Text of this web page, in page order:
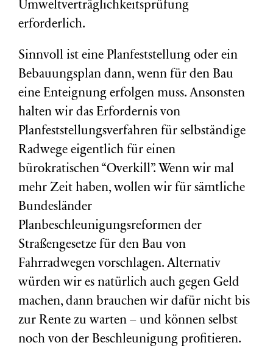
Umweltverträglichkeitsprüfung
erforderlich.
Sinnvoll ist eine Planfeststellung oder ein
Bebauungsplan dann, wenn für den Bau
eine Enteignung erfolgen muss. Ansonsten
halten wir das Erfordernis von
Planfeststellungsverfahren für selbständige
Radwege eigentlich für einen
bürokratischen “Overkill”. Wenn wir mal
mehr Zeit haben, wollen wir für sämtliche
Bundesländer
Planbeschleunigungsreformen der
Straßengesetze für den Bau von
Fahrradwegen vorschlagen. Alternativ
würden wir es natürlich auch gegen Geld
machen, dann brauchen wir dafür nicht bis
zur Rente zu warten – und können selbst
noch von der Beschleunigung profitieren.